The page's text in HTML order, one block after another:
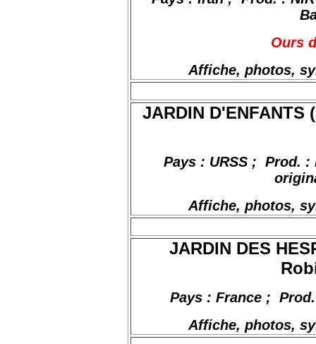
Ours
Affiche, photos,
JARDIN D'ENFANTS
Pays : URSS ; Prod. :
Affiche, photos,
JARDIN DES
Pays : France ; Prod
Affiche, photos,